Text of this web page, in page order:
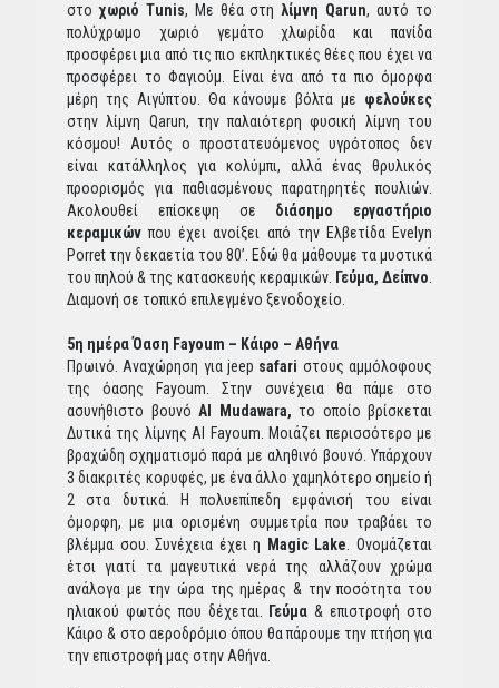
στοχωριό Tunis, Με θέα στη λίμνη Qarun, αυτό το
πολύχρωμο χωριό γεμάτο χλωρίδα και πανίδα
προσφέρει μια από τις πιο εκπληκτικές θέες που έχει να
προσφέρει το Φαγιούμ. Είναι ένα από τα πιο όμορφα
μέρη της Αιγύπτου. Θα κάνουμε βόλτα με φελούκες
στην λίμνη Qarun, την παλαιότερη φυσική λίμνη του
κόσμου! Αυτός ο προστατευόμενος υγρότοπος δεν
είναι κατάλληλος για κολύμπι, αλλά ένας θρυλικός
προορισμός για παθιασμένους παρατηρητές πουλιών.
Ακολουθεί επίσκεψη σε διάσημο εργαστήριο
κεραμικών που έχει ανοίξει από την Ελβετίδα Evelyn
Porret την δεκαετία του 80’. Εδώ θα μάθουμε τα μυστικά
του πηλού & της κατασκευής κεραμικών. Γεύμα, Δείπνο
Διαμονή σε τοπικό επιλεγμένο ξενοδοχείο.
5η ημέρα Όαση Fayoum – Κάιρο – Αθήνα
Πρωινό. Αναχώρηση για jeep safari στους αμμόλοφους
της όασης Fayoum. Στην συνέχεια θα πάμε στο
ασυνήθιστο βουνό Al Mudawara, το οποίο βρίσκεται
Δυτικά της λίμνης Al Fayoum. Μοιάζει περισσότερο με
βραχώδη σχηματισμό παρά με αληθινό βουνό. Υπάρχουν
3 διακριτές κορυφές, με ένα άλλο χαμηλότερο σημείο ή
2 στα δυτικά. Η πολυεπίπεδη εμφάνισή του είναι
όμορφη, με μια ορισμένη συμμετρία που τραβάει το
βλέμμα σου. Συνέχεια έχει η
Magic Lake . Ονομάζεται
έτσι γιατί τα μαγευτικά νερά της αλλάζουν χρώμα
ανάλογα με την ώρα της ημέρας & την ποσότητα του
ηλιακού φωτός που δέχεται.
Γεύμα & επιστροφή στο
Κάιρο & στο αεροδρόμιο όπου θα πάρουμε την πτήση για
την επιστροφή μας στην Αθήνα.